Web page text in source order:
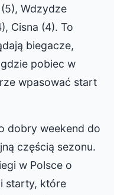
Wdzydze
Cisna (4). To
biegacze,
pobiec w
wpasować start
dobry weekend do
częścią sezonu.
w Polsce o
starty, które